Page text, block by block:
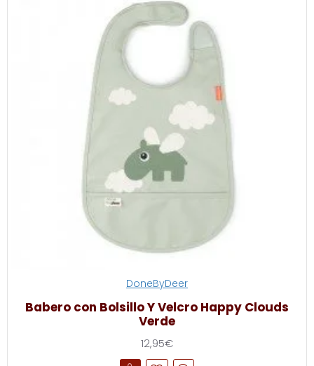
DoneByDeer
Babero con Bolsillo Y Velcro Happy Clouds
Verde
12,95€